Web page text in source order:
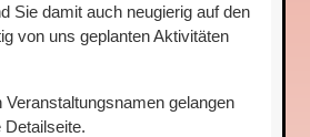
Sie damit auch neugierig auf den
von uns geplanten Aktivitäten
gelangen
Detailseite.